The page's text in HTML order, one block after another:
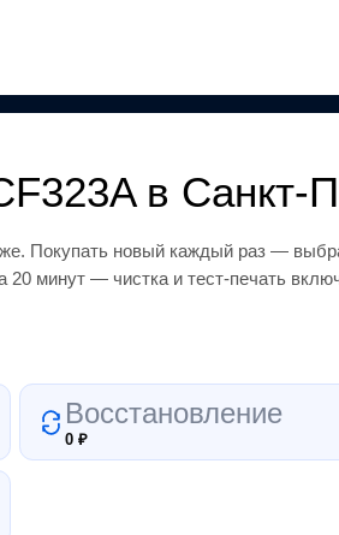
в Санкт-
. Покупать новый каждый раз —
20 минут — чистка и тест-печать
Восстановление
0₽